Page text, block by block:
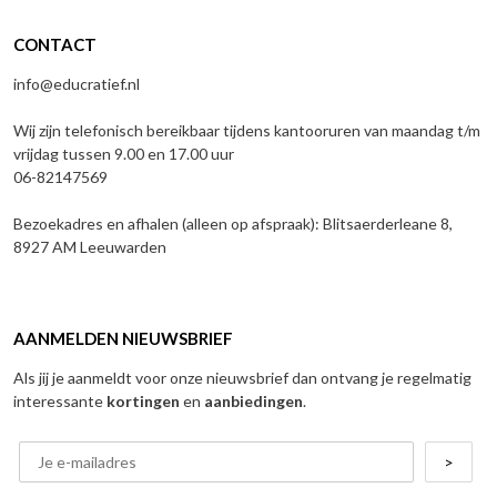
CONTACT
info@educratief.nl
Wij zijn telefonisch bereikbaar tijdens kantooruren van maandag t/m
vrijdag tussen 9.00 en 17.00 uur
06-82147569
Bezoekadres en afhalen (alleen op afspraak): Blitsaerderleane 8,
8927 AM Leeuwarden
AANMELDEN NIEUWSBRIEF
Als jij je aanmeldt voor onze nieuwsbrief dan ontvang je regelmatig
interessante kortingen en aanbiedingen.